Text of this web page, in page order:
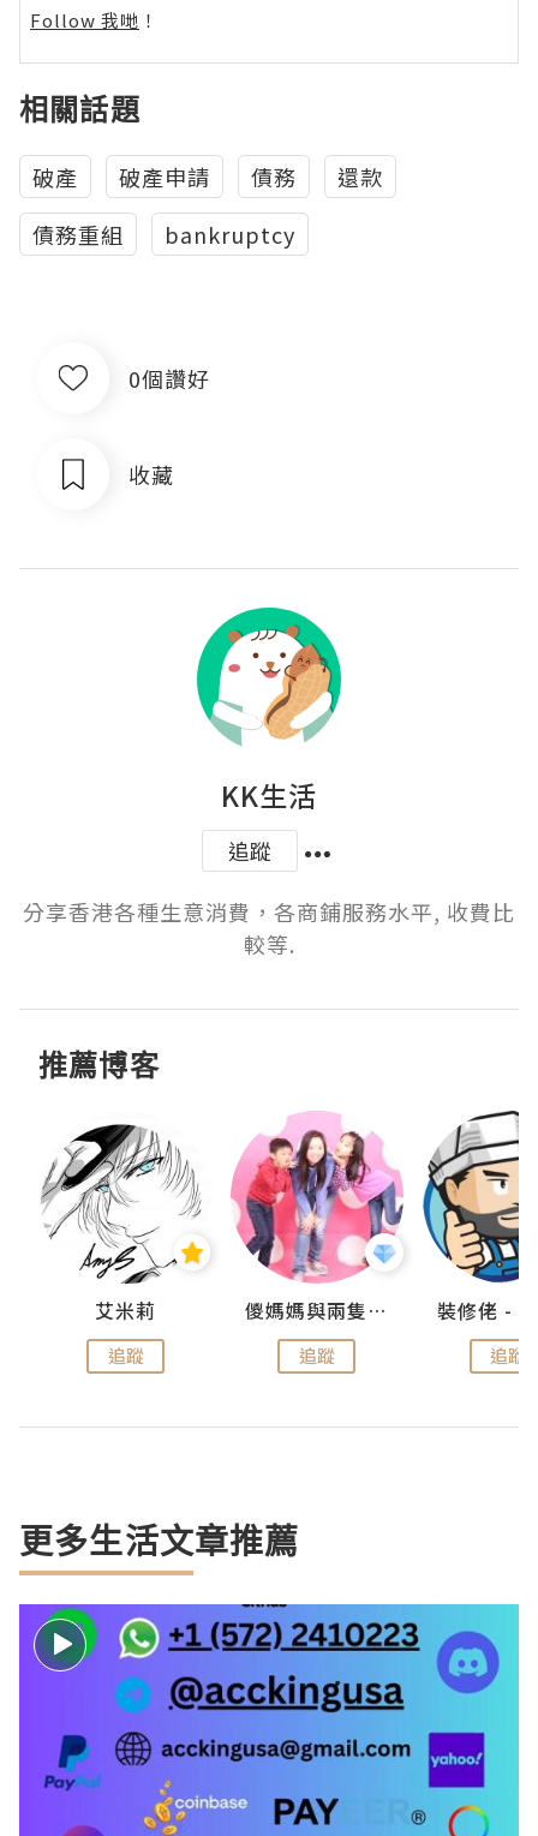
Follow 我哋 ！
相關話題
破產 破產申請 債務
還款
債務重組
bankruptcy
0個讚好
收藏
KK生活
追蹤
分享香港各種生意消費，各商鋪服務水平, 收費比
較等.
推薦博客
艾米莉
追蹤
儍媽媽與兩隻小魔怪之家
追蹤 追蹤
更多生活文章推薦